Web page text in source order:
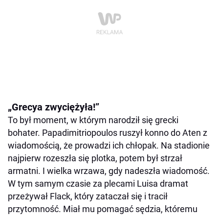
„Grecya zwyciężyła!”
To był moment, w którym narodził się grecki
bohater. Papadimitriopoulos ruszył konno do Aten z
wiadomością, że prowadzi ich chłopak. Na stadionie
najpierw rozeszła się plotka, potem był strzał
armatni. I wielka wrzawa, gdy nadeszła wiadomość.
W tym samym czasie za plecami Luisa dramat
przeżywał Flack, który zataczał się i tracił
przytomność. Miał mu pomagać sędzia, któremu